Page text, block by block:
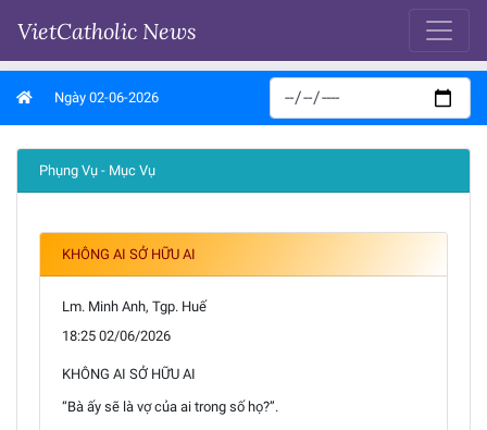
VietCatholic News
Ngày 02-06-2026
Phụng Vụ - Mục Vụ
KHÔNG AI SỞ HỮU AI
Lm. Minh Anh, Tgp. Huế
18:25 02/06/2026
KHÔNG AI SỞ HỮU AI
“Bà ấy sẽ là vợ của ai trong số họ?”.